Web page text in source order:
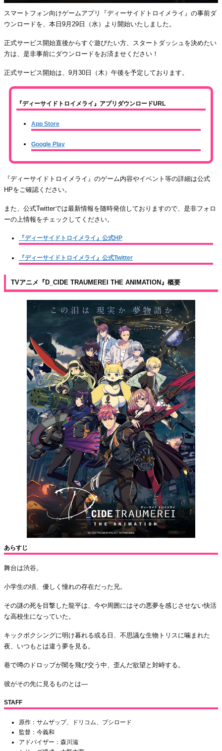
スマートフォン向けゲームアプリ『ディーサイドトロイメライ』の事前ダ
ウンロードを、本日9月29日（水）より開始いたしました。
正式サービス開始直後からすぐ遊びたい方、スタートダッシュを決めたい
方は、是非事前にダウンロードをお済ませください！
正式サービス開始は、9月30日（木）午後を予定しております。
『ディーサイドトロイメライ』アプリダウンロードURL
App Store
Google Play
『ディーサイドトロイメライ』のゲーム内容やイベント等の詳細は公式
HPをご確認ください。
また、公式Twitterでは最新情報を随時発信しておりますので、是非フォロ
ーの上情報をチェックしてください。
『ディーサイドトロイメライ』公式HP
『ディーサイドトロイメライ』公式Twitter
TVアニメ『D_CIDE TRAUMEREI THE ANIMATION』概要
あらすじ
舞台は渋谷。
小学生の頃、優しく憧れの存在だった兄。
その謎の死を目撃した龍平は、今や周囲にはその悪夢を感じさせない快活
な高校生になっていた。
キックボクシングに明け暮れる或る日、不思議な生物トリスに噛まれた
夜、いつもとは違う夢を見る。
巷で噂のドロップが闇を飛び交う中、歪んだ欲望と対峙する。
彼がその先に見るものとは—
STAFF
原作：サムザップ、ドリコム、ブシロード
監督：今義和
アドバイザー：森川滋